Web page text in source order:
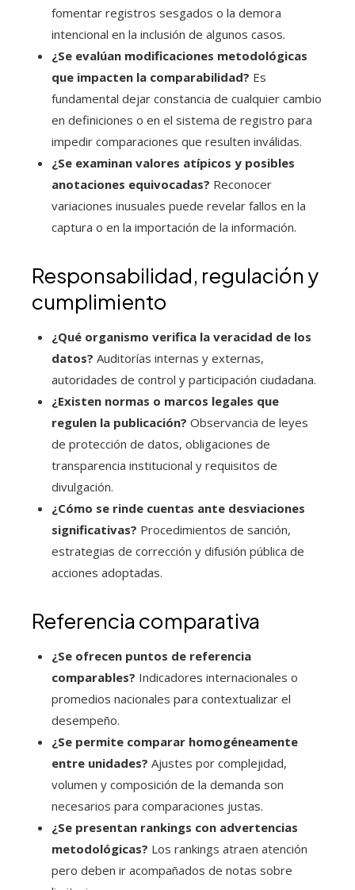
fomentar registros sesgados o la demora
intencional en la inclusión de algunos casos.
¿Se evalúan modificaciones metodológicas
que impacten la comparabilidad? Es
fundamental dejar constancia de cualquier cambio
en definiciones o en el sistema de registro para
impedir comparaciones que resulten inválidas.
¿Se examinan valores atípicos y posibles
anotaciones equivocadas? Reconocer
variaciones inusuales puede revelar fallos en la
captura o en la importación de la información.
Responsabilidad, regulación y
cumplimiento
¿Qué organismo verifica la veracidad de los
datos? Auditorías internas y externas,
autoridades de control y participación ciudadana.
¿Existen normas o marcos legales que
regulen la publicación? Observancia de leyes
de protección de datos, obligaciones de
transparencia institucional y requisitos de
divulgación.
¿Cómo se rinde cuentas ante desviaciones
significativas? Procedimientos de sanción,
estrategias de corrección y difusión pública de
acciones adoptadas.
Referencia comparativa
¿Se ofrecen puntos de referencia
comparables? Indicadores internacionales o
promedios nacionales para contextualizar el
desempeño.
¿Se permite comparar homogéneamente
entre unidades? Ajustes por complejidad,
volumen y composición de la demanda son
necesarios para comparaciones justas.
¿Se presentan rankings con advertencias
metodológicas? Los rankings atraen atención
pero deben ir acompañados de notas sobre